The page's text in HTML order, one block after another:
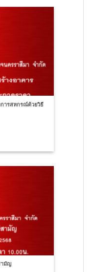
การสหกรณ์ด้วยวิธี
ามัญ